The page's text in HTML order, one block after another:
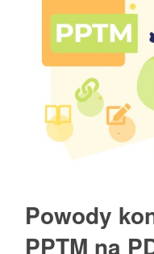
Powody
PPTM na